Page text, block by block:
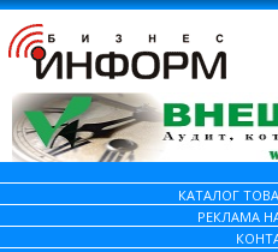
КАТАЛОГ
РЕКЛАМА